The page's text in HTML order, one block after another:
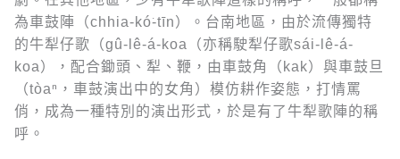
為車鼓陣（chhia-kó͘-tīn）。台南地區，由於流傳獨特
的牛犁仔歌（gû-lê-á-koa（亦稱駛犁仔歌sái-lê-á-
koa），配合鋤頭、犁、鞭，由車鼓角（kak）與車鼓旦
（tòaⁿ，車鼓演出中的女角）模仿耕作姿態，打情罵
俏，成為一種特別的演出形式，於是有了牛犁歌陣的稱
呼。